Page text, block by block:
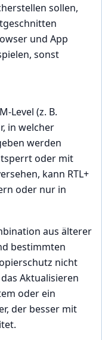
sollen,
und App
sonst
Level (z. B.
in welcher
werden
oder mit
kann RTL+
oder nur in
aus älterer
bestimmten
nicht
Aktualisieren
oder ein
der besser mit